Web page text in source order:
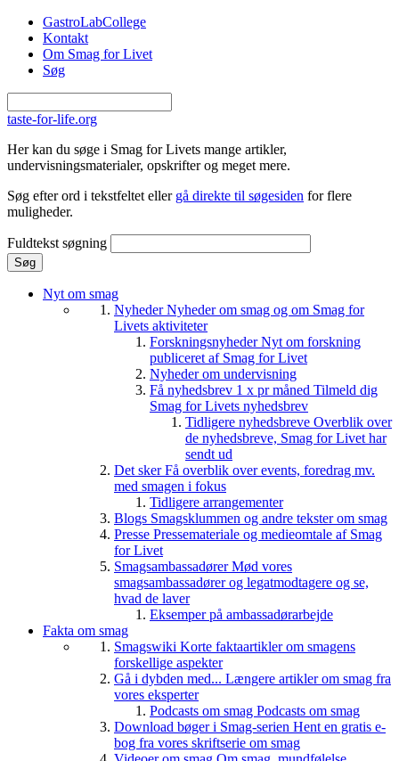
Gå til hovedindhold
GastroLabCollege
Kontakt
Om Smag for Livet
Søg
taste-for-life.org
Her kan du søge i Smag for Livets mange artikler,
undervisningsmaterialer, opskrifter og meget mere.
Søg efter ord i tekstfeltet eller gå direkte til søgesiden for flere
muligheder.
Fuldtekst søgning
Nyt om smag
NyhederNyheder om smag og om Smag for
Livets aktiviteter
ForskningsnyhederNyt om forskning
publiceret af Smag for Livet
Nyheder om undervisning
Få nyhedsbrev 1 x pr måned Tilmeld dig
Smag for Livets nyhedsbrev
Tidligere nyhedsbreve Overblik over
de nyhedsbreve, Smag for Livet har
sendt ud
Det skerFå overblik over events, foredrag mv.
med smagen i fokus
Tidligere arrangementer
Blogs Smagsklummen og andre tekster om smag
Presse Pressemateriale og medieomtale af Smag
for Livet
SmagsambassadørerMød vores
smagsambassadører og legatmodtagere og se,
hvad de laver
Eksemper på ambassadørarbejde
Fakta om smag
Smagswiki Korte faktaartikler om smagens
forskellige aspekter
Gå i dybden med... Længere artikler om smag fra
vores eksperter
Podcasts om smag Podcasts om smag
Download bøger i Smag-serien Hent en gratis e-
bog fra vores skriftserie om smag